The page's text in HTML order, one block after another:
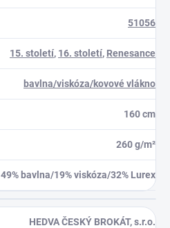
51056
15. století, 16. století, Renesance
bavlna/viskóza/kovové vlákno
160 cm
260 g/m²
49% bavlna/19% viskóza/32% Lurex
HEDVA ČESKÝ BROKÁT, s.r.o.